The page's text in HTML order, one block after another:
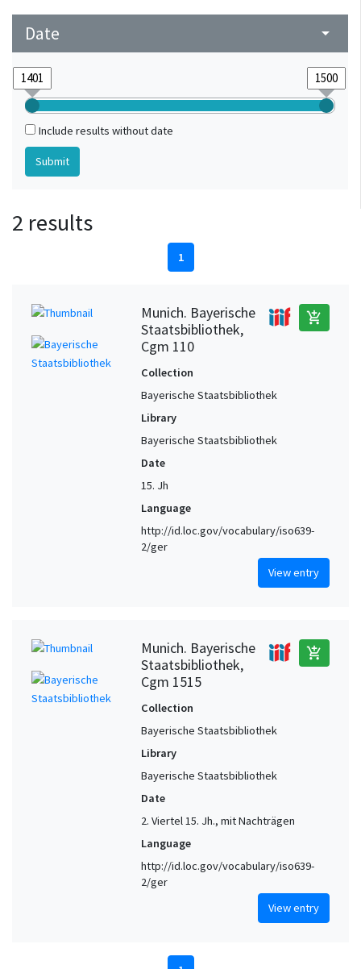
Date arrow_drop_down
Include results without date
2 results
1
Munich. Bayerische
Staatsbibliothek,
Cgm 110
add_shopping_cart
Collection
Bayerische Staatsbibliothek
Library
Bayerische Staatsbibliothek
Date
15. Jh
Language
http://id.loc.gov/vocabulary/iso639-
2/ger
View entry
Munich. Bayerische
Staatsbibliothek,
Cgm 1515
add_shopping_cart
Collection
Bayerische Staatsbibliothek
Library
Bayerische Staatsbibliothek
Date
2. Viertel 15. Jh., mit Nachträgen
Language
http://id.loc.gov/vocabulary/iso639-
2/ger
View entry